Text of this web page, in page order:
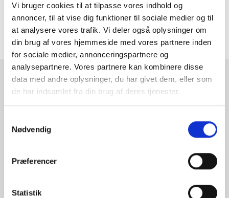
Vi bruger cookies til at tilpasse vores indhold og
annoncer, til at vise dig funktioner til sociale medier og til
at analysere vores trafik. Vi deler også oplysninger om
din brug af vores hjemmeside med vores partnere inden
for sociale medier, annonceringspartnere og
analysepartnere. Vores partnere kan kombinere disse
data med andre oplysninger, du har givet dem, eller som
de har indsamlet fra din brug af deres tjenester.
Nødvendig
Præferencer
Statistik
MERE INFORMATION
ANMELDELSER
RAMMESHOPPEN.DK
8700 Horsens
Tlf: +45 77 34 11 00
CVR: DK 27 63 11 42